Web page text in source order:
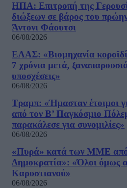
ΗΠΑ: Επιτροπή της
διώξεων σε βάρος του
Άντονι Φάουτσι
06/08/2026
ΕΛΑΣ: «Βιομηχανία
7 χρόνια μετά,
υποσχέσεις»
06/08/2026
Τραμπ: «Ήμασταν έτοιμοι
από τον Β’ Παγκόσμιο
παρακάλεσε για συνομιλίες»
06/08/2026
«Πυρά» κατά των ΜΜΕ από
Δημοκρατία»: «Όλοι όμως
Καρυστιανού»
06/08/2026